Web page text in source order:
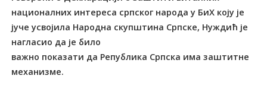
националних интереса српског народа у БиХ коју је
јуче усвојила Народна скупштина Српске, Нуждић је
нагласио да је било
важно показати да Република Српска има заштитне
механизме.